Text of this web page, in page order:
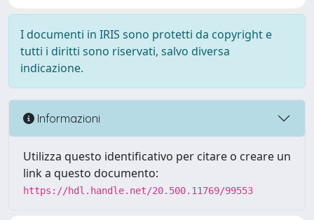
I documenti in IRIS sono protetti da copyright e
tutti i diritti sono riservati, salvo diversa
indicazione.
Informazioni
Utilizza questo identificativo per citare o creare un
link a questo documento:
https://hdl.handle.net/20.500.11769/99553